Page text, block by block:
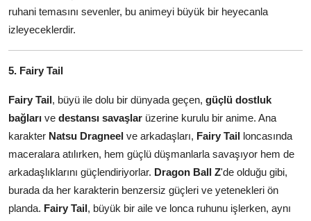
ruhani temasını sevenler, bu animeyi büyük bir heyecanla
izleyeceklerdir.
5. Fairy Tail
Fairy Tail, büyü ile dolu bir dünyada geçen, güçlü dostluk
bağları ve destansı savaşlar üzerine kurulu bir anime. Ana
karakter Natsu Dragneel ve arkadaşları, Fairy Tail loncasında
maceralara atılırken, hem güçlü düşmanlarla savaşıyor hem de
arkadaşlıklarını güçlendiriyorlar. Dragon Ball Z'de olduğu gibi,
burada da her karakterin benzersiz güçleri ve yetenekleri ön
planda. Fairy Tail, büyük bir aile ve lonca ruhunu işlerken, aynı